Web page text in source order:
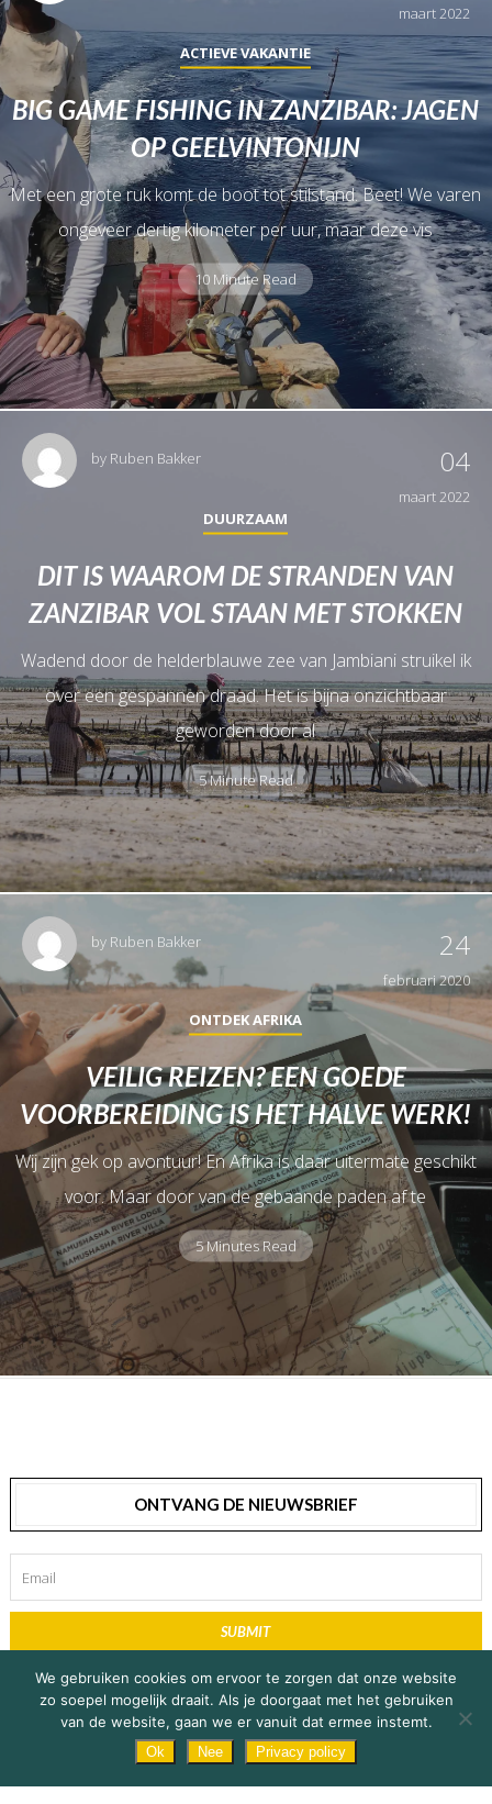
maart 2022
ACTIEVE VAKANTIE
BIG GAME FISHING IN ZANZIBAR: JAGEN
OP GEELVINTONIJN
Met een grote ruk komt de boot tot stilstand. Beet! We varen
ongeveer dertig kilometer per uur, maar deze vis
10 Minute Read
by Ruben Bakker 04
maart 2022
DUURZAAM
DIT IS WAAROM DE STRANDEN VAN
ZANZIBAR VOL STAAN MET STOKKEN
Wadend door de helderblauwe zee van Jambiani struikel ik
over een gespannen draad. Het is bijna onzichtbaar
geworden door al
5 Minute Read
by Ruben Bakker 24
februari 2020
ONTDEK AFRIKA
VEILIG REIZEN? EEN GOEDE
VOORBEREIDING IS HET HALVE WERK!
Wij zijn gek op avontuur! En Afrika is daar uitermate geschikt
voor. Maar door van de gebaande paden af te
5 Minutes Read
ONTVANG DE NIEUWSBRIEF
SUBMIT
© Copyright 2019 Explore Africa / De Vente Media |Privacy Statement&
We gebruiken cookies om ervoor te zorgen dat onze website
zo soepel mogelijk draait. Als je doorgaat met het gebruiken
van de website, gaan we er vanuit dat ermee instemt.
Ok Nee Privacy policy